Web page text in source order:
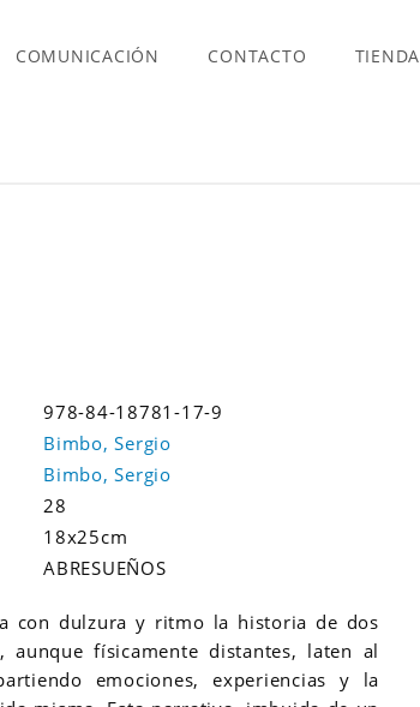
COMUNICACIÓN CONTACTO TIENDA
978-84-18781-17-9
Bimbo, Sergio
Bimbo, Sergio
28
18x25cm
ABRESUEÑOS
con dulzura y ritmo la historia de dos
aunque físicamente distantes, laten al
emociones, experiencias y la